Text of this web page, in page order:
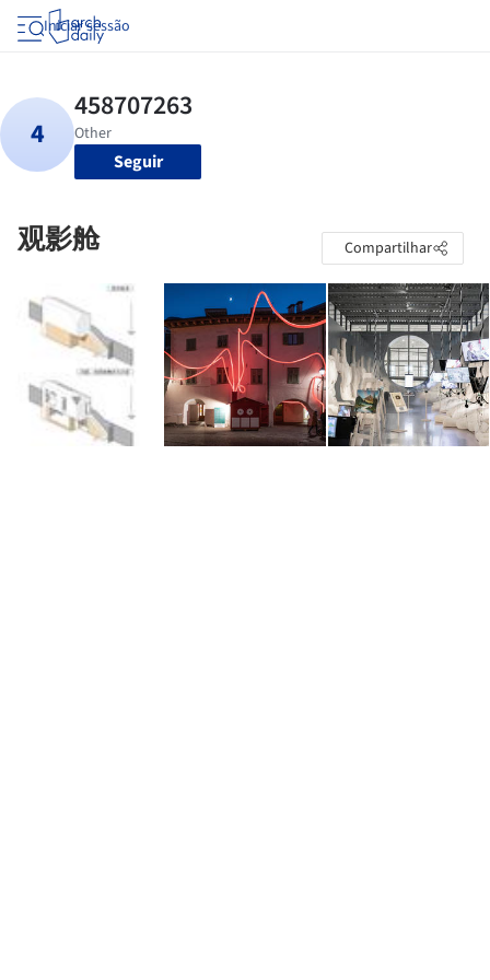
Iniciar sessão
Seguir
观影舱 Compartilhar